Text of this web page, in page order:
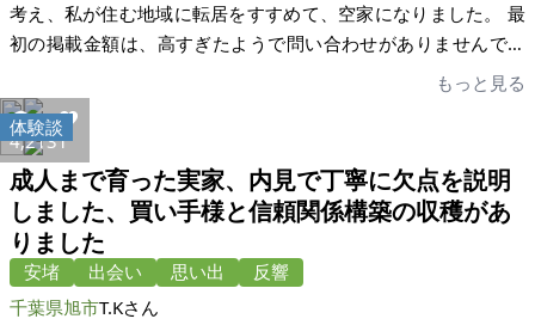
考え、私が住む地域に転居をすすめて、空家になりました。 最
初の掲載金額は、高すぎたようで問い合わせがありませんでし
た。金額を見直したところ、すぐに申し込みがありました。こ
の物件を必要としてくれている方がいることに、心が躍りまし
た。結果としては、「ここをどういう風にしたい」と既にビジ
ョンをお持ちの方にお売りすることに決めました。 商談成立し
てからは、家いちばさんからの案内どおりに事が運びました。
長年住んだ愛着のある家だったので、誰も住まない状況に寂し
さや不安を感じていた両親でしたが、売却後「やっと安心でき
た」と喜んでいます。内覧なしで売却という、恐らくイレギュ
ラーなお取引でしたが、仲介してくださる、家いちばさん、宅
もっと見る
4,2131
体験談
成人まで育った実家、内見で丁寧に欠点を説明
しました、買い手様と信頼関係構築の収穫があ
りました
安堵 出会い 思い出
反響
千葉県旭市T.Kさん